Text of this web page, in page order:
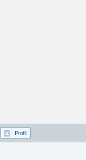
Profil